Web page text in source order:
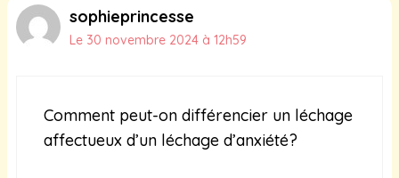
sophieprincesse
Le 30 novembre 2024 à 12h59
Comment peut-on différencier un léchage
affectueux d’un léchage d’anxiété?